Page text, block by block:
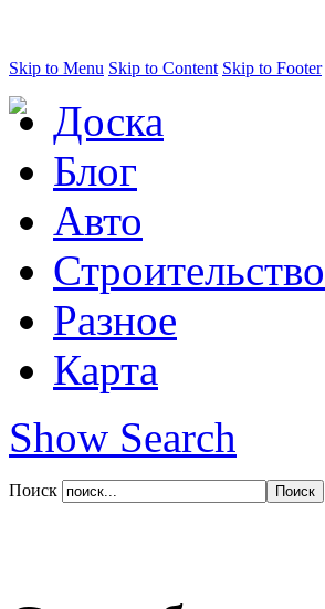
Skip to Menu Skip to Content Skip to Footer
Доска
Блог
Авто
Строительство
Разное
Карта
Show Search
Поиск